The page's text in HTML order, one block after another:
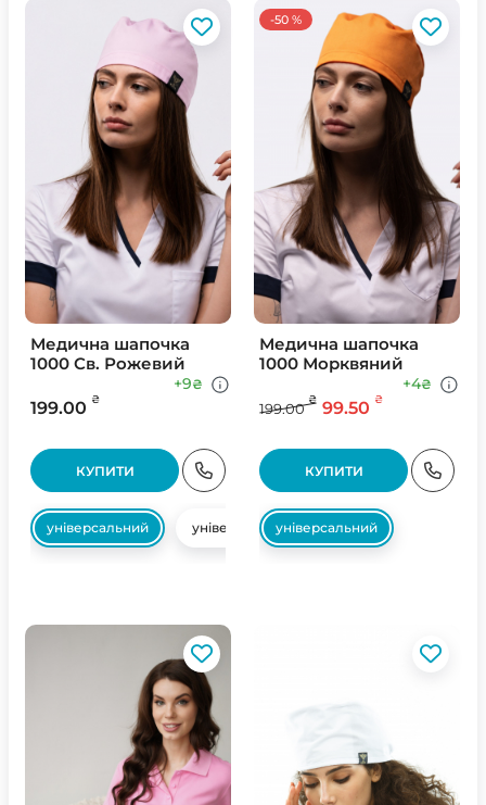
Медична шапочка
1000 Св. Рожевий
199.00 ₴
+9₴
КУПИТИ
універсальний універсальний
-50 %
Медична шапочка
1000 Морквяний
199.00
₴ 99.50 ₴
+4₴
КУПИТИ
універсальний